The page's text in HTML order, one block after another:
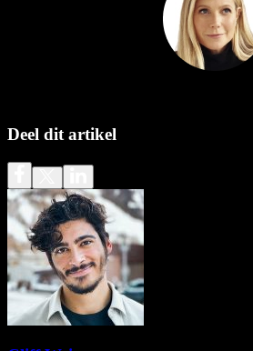
Deel dit artikel